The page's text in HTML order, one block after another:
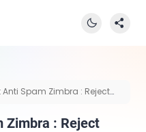
Spam Zimbra : Reject
Zimbra : Reject